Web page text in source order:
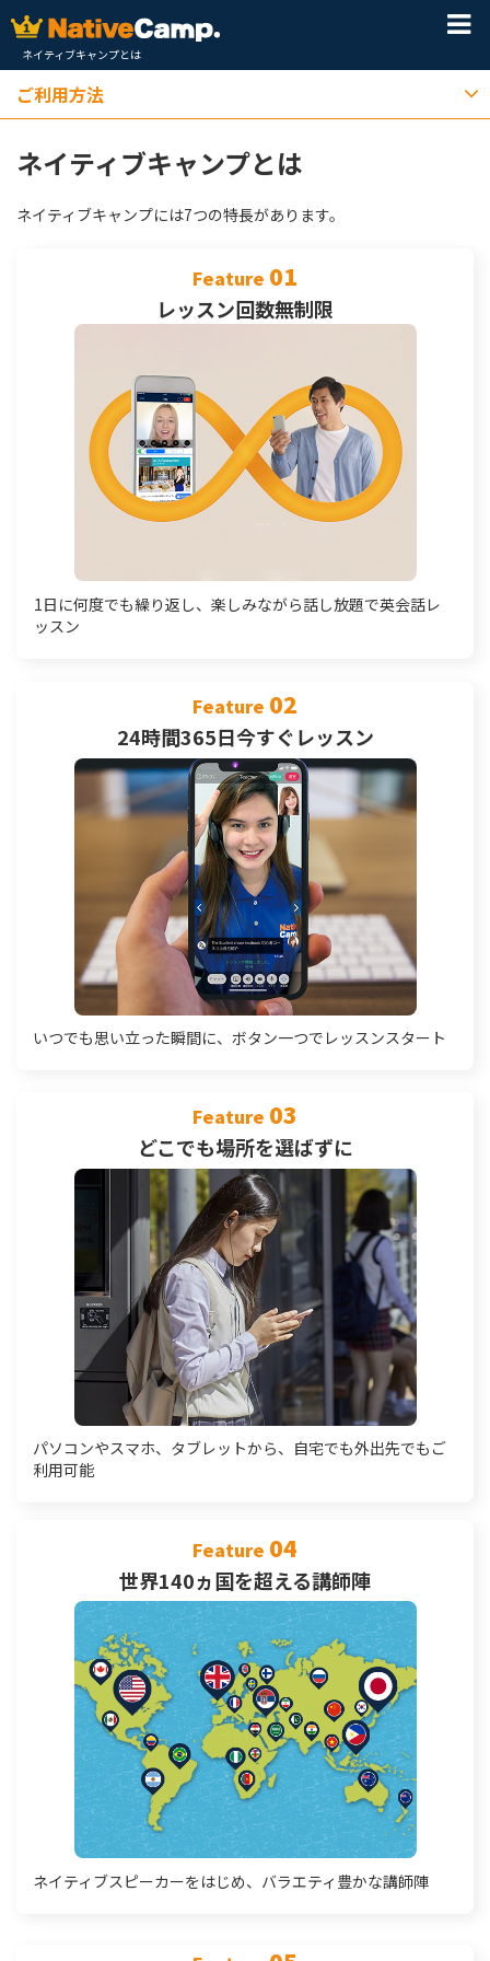
ネイティブキャンプとは
ご利用方法
ネイティブキャンプとは
ネイティブキャンプには7つの特長があります。
Feature 01
レッスン回数無制限
1日に何度でも繰り返し、楽しみながら話し放題で英会話レ
ッスン
Feature 02
24時間365日今すぐレッスン
いつでも思い立った瞬間に、ボタン一つでレッスンスタート
Feature 03
どこでも場所を選ばずに
パソコンやスマホ、タブレットから、自宅でも外出先でもご
利用可能
Feature 04
世界140ヵ国を超える講師陣
ネイティブスピーカーをはじめ、バラエティ豊かな講師陣